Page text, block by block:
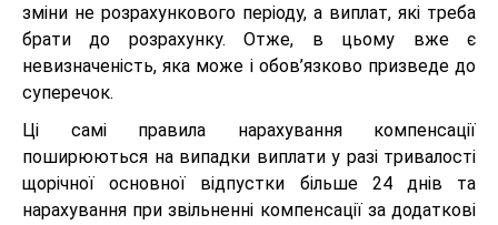
зміни не розрахункового періоду, а виплат, які треба
брати до розрахунку. Отже, в цьому вже є
невизначеність, яка може і обов’язково призведе до
суперечок.
Ці самі правила нарахування компенсації
поширюються на випадки виплати у разі тривалості
щорічної основної відпустки більше 24 днів та
нарахування при звільненні компенсації за додаткові